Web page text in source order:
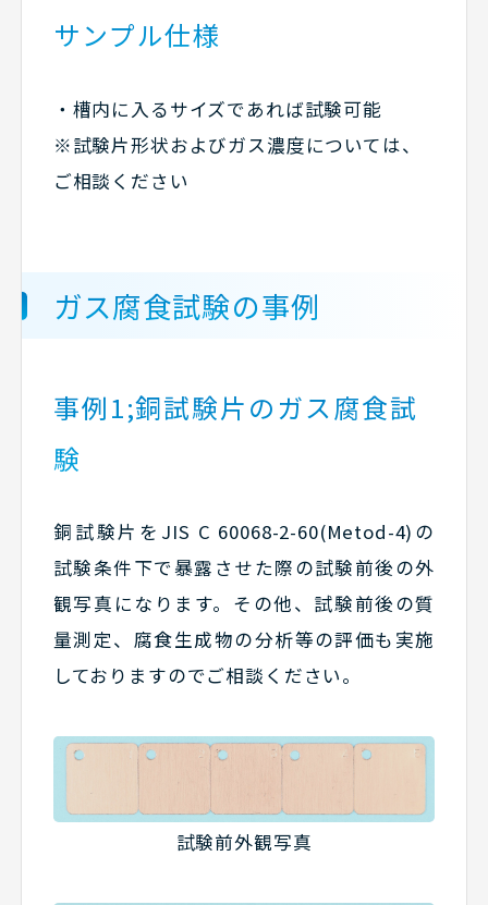
サンプル仕様
・槽内に入るサイズであれば試験可能
※試験片形状およびガス濃度については、
ご相談ください
ガス腐食試験の事例
事例1;銅試験片のガス腐食試
験
銅試験片をJIS C 60068-2-60(Metod-4)の
試験条件下で暴露させた際の試験前後の外
観写真になります。その他、試験前後の質
量測定、腐食生成物の分析等の評価も実施
しておりますのでご相談ください。
試験前外観写真